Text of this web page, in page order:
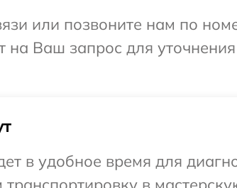
или позвоните нам по
на Ваш запрос для
в удобное время для